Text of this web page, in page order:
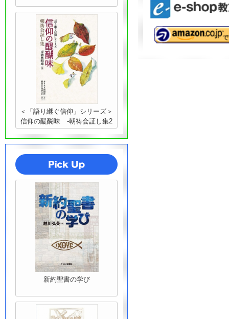
＜「語り継ぐ信仰」シリーズ＞
信仰の醍醐味 -朝祷会証し集2
新約聖書の学び